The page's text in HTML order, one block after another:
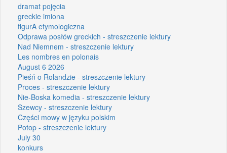
dramat pojęcia
greckie imiona
figurA etymologiczna
Odprawa posłów greckich - streszczenie lektury
Nad Niemnem - streszczenie lektury
Les nombres en polonais
August 6 2026
Pieśń o Rolandzie - streszczenie lektury
Proces - streszczenie lektury
Nie-Boska komedia - streszczenie lektury
Szewcy - streszczenie lektury
Części mowy w języku polskim
Potop - streszczenie lektury
July 30
konkurs